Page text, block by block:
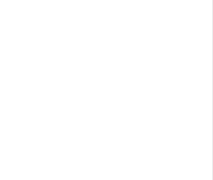
Bork
KIRIN